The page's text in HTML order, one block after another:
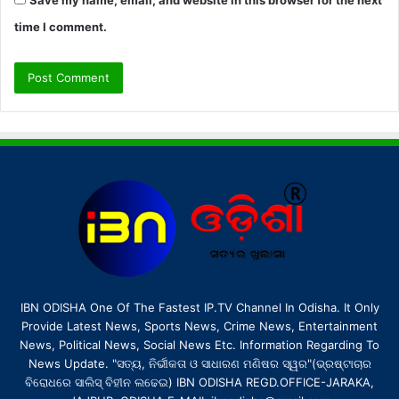
time I comment.
IBN ODISHA One Of The Fastest IP.TV Channel In Odisha. It Only
Provide Latest News, Sports News, Crime News, Entertainment
News, Political News, Social News Etc. Information Regarding To
News Update. "ସତ୍ୟ, ନିର୍ଭୀକତା ଓ ସାଧାରଣ ମଣିଷର ସ୍ୱର"(ଭ୍ରଷ୍ଟାଚାର
ବିରୋଧରେ ସାଲିସ୍ ବିହୀନ ଲଢେଇ) IBN ODISHA REGD.OFFICE-JARAKA,